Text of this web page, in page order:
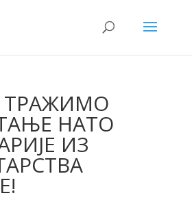
ТРАЖИМО
НАТО
ИЗ